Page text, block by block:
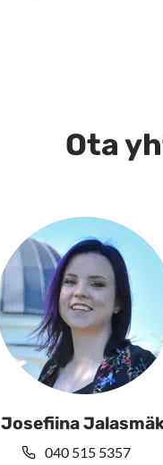
Ota
Josefiina
040 515 5357